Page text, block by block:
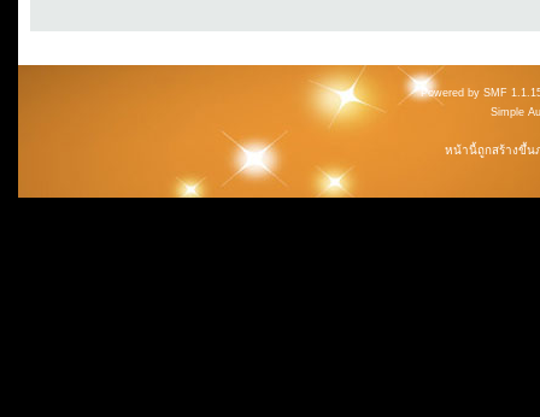
Powered by SMF
Simple
หน้านี้ถูกสร้างขึ้น